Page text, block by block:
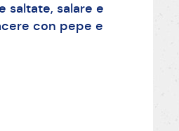
saltate, salare e
con pepe e